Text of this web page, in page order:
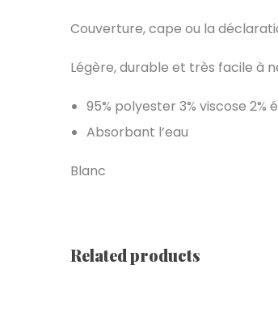
Couverture, cape ou la
Légère, durable et très facile à
95% polyester 3% viscose 2%
Absorbant l’eau
Blanc
Related products